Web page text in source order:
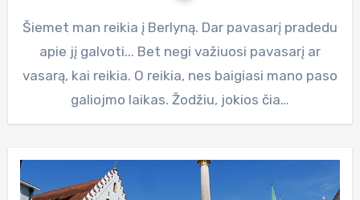
Šiemet man reikia į Berlyną. Dar pavasarį pradedu
apie jį galvoti... Bet negi važiuosi pavasarį ar
vasarą, kai reikia. O reikia, nes baigiasi mano paso
galiojmo laikas. Žodžiu, jokios čia…